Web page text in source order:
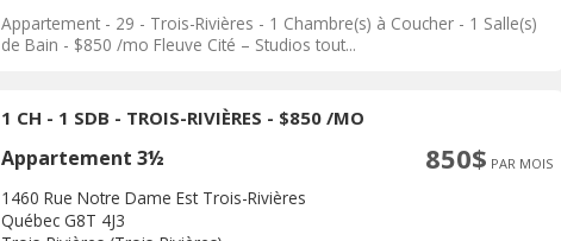
Appartement - 29 - Trois-Rivières - 1 Chambre(s) à Coucher - 1 Salle(s)
de Bain - $850 /mo Fleuve Cité – Studios tout...
1 CH - 1 SDB - TROIS-RIVIÈRES - $850 /MO
Appartement 3½ 850$ PAR MOIS
1460 Rue Notre Dame Est Trois-Rivières
Québec G8T 4J3